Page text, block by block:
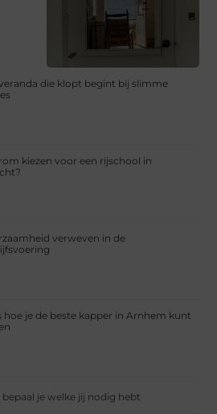
die klopt begint bij slimme
kiezen voor een rijschool in
verweven in de
hoe je de beste kapper in Arnhem kunt
je welke jij nodig hebt